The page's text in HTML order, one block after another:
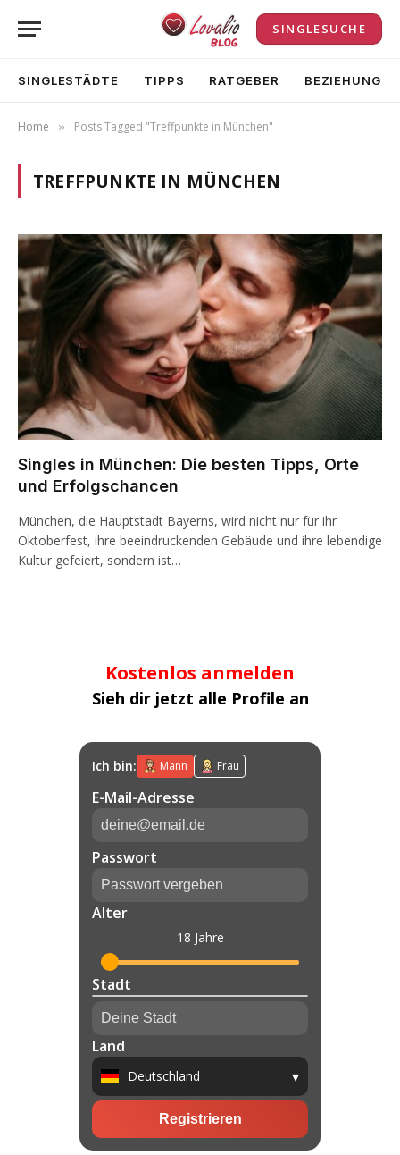
SINGLESUCHE
SINGLESTÄDTE TIPPS RATGEBER BEZIEHUNG
Home » Posts Tagged "Treffpunkte in München"
TREFFPUNKTE IN MÜNCHEN
Singles in München: Die besten Tipps, Orte
und Erfolgschancen
München, die Hauptstadt Bayerns, wird nicht nur für ihr
Oktoberfest, ihre beeindruckenden Gebäude und ihre lebendige
Kultur gefeiert, sondern ist…
Kostenlos anmelden
Sieh dir jetzt alle Profile an